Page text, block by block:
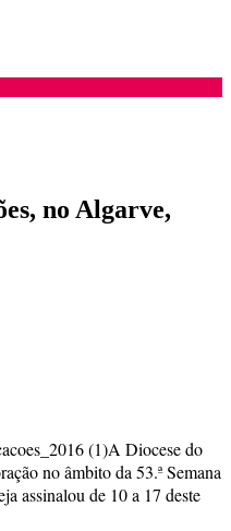
no Algarve,
A Diocese do
no âmbito da 53.ª Semana
assinalou de 10 a 17 deste